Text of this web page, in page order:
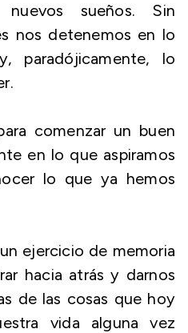
sueños. Sin
nos detenemos en lo
paradójicamente, lo
comenzar un buen
en lo que aspiramos
lo que ya hemos
ejercicio de memoria
hacia atrás y darnos
de las cosas que hoy
vida alguna vez